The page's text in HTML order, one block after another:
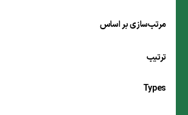
مرتب‌سازی بر اساس
ترتیب
Types